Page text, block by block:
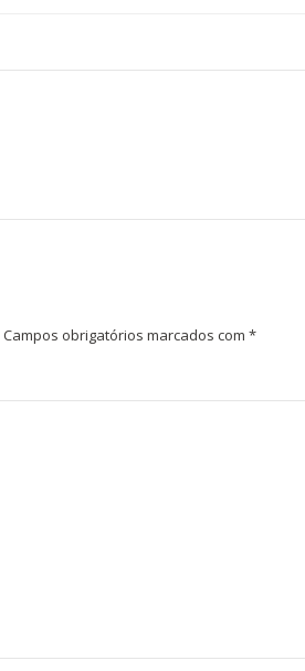
Campos obrigatórios marcados com *